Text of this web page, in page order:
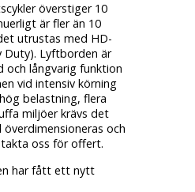
överstiger 10
är fler än 10
utrustas med HD-
Duty). Lyftborden är
långvarig funktion
vid intensiv körning
belastning, flera
miljöer krävs det
och
oss för offert.
har fått ett nytt